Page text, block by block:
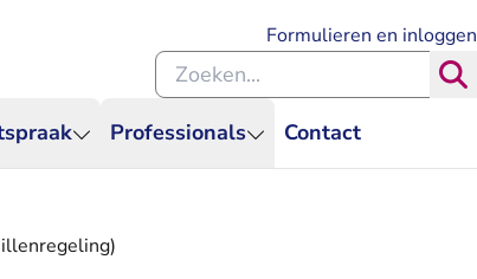
Professionals Contact
Formulieren en inloggen
Zoeken binnen de Rechtspraak